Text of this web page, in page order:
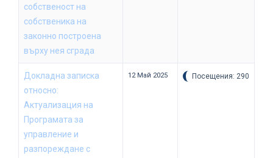
собственост на
собственика на
законно построена
върху нея сграда
Докладна записка
относно:
Актуализация на
Програмата за
управление и
разпореждане с
12 Май 2025 Посещения: 290